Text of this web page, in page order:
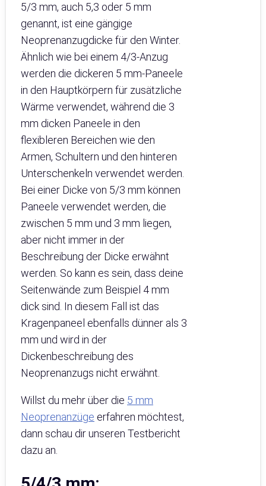
5/3 mm, auch 5,3 oder 5 mm
genannt, ist eine gängige
Neoprenanzugdicke für den Winter.
Ähnlich wie bei einem 4/3-Anzug
werden die dickeren 5 mm-Paneele
in den Hauptkörpern für zusätzliche
Wärme verwendet, während die 3
mm dicken Paneele in den
flexibleren Bereichen wie den
Armen, Schultern und den hinteren
Unterschenkeln verwendet werden.
Bei einer Dicke von 5/3 mm können
Paneele verwendet werden, die
zwischen 5 mm und 3 mm liegen,
aber nicht immer in der
Beschreibung der Dicke erwähnt
werden. So kann es sein, dass deine
Seitenwände zum Beispiel 4 mm
dick sind. In diesem Fall ist das
Kragenpaneel ebenfalls dünner als 3
mm und wird in der
Dickenbeschreibung des
Neoprenanzugs nicht erwähnt.
Willst du mehr über die 5 mm
Neoprenanzüge erfahren möchtest,
dann schau dir unseren Testbericht
dazu an.